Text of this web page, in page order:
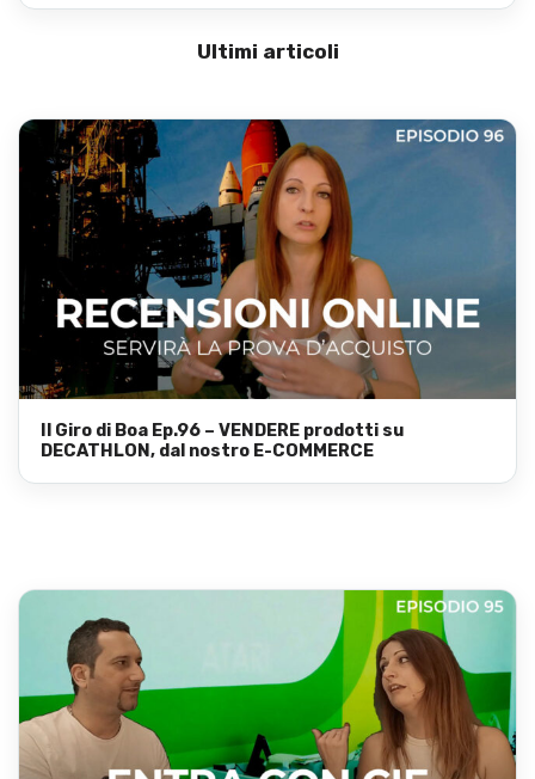
Ultimi articoli
Il Giro di Boa Ep.96 – VENDERE prodotti su
DECATHLON, dal nostro E-COMMERCE